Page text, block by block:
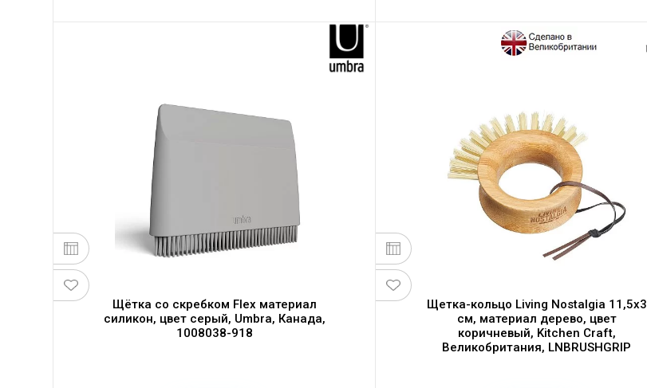
Щётка со скребком Flex материал
силикон, цвет серый, Umbra, Канада,
1008038-918
Щетка-кольцо Living Nostalgia 11,5x3
см, материал дерево, цвет
коричневый, Kitchen Craft,
Великобритания, LNBRUSHGRIP